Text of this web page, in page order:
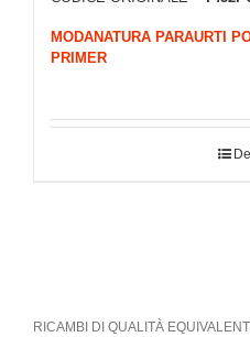
MODANATURA PARAURTI
PRIMER
RICAMBI DI QUALITÀ